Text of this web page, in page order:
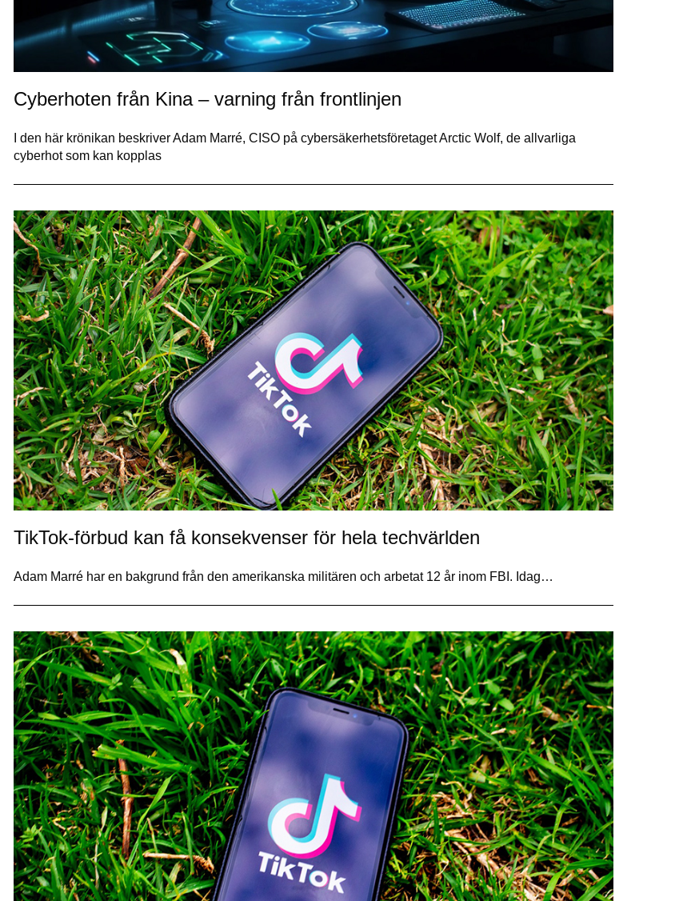
Cyberhoten från Kina – varning från frontlinjen
I den här krönikan beskriver Adam Marré, CISO på cybersäkerhetsföretaget Arctic Wolf, de allvarliga
cyberhot som kan kopplas
TikTok-förbud kan få konsekvenser för hela techvärlden
Adam Marré har en bakgrund från den amerikanska militären och arbetat 12 år inom FBI. Idag…